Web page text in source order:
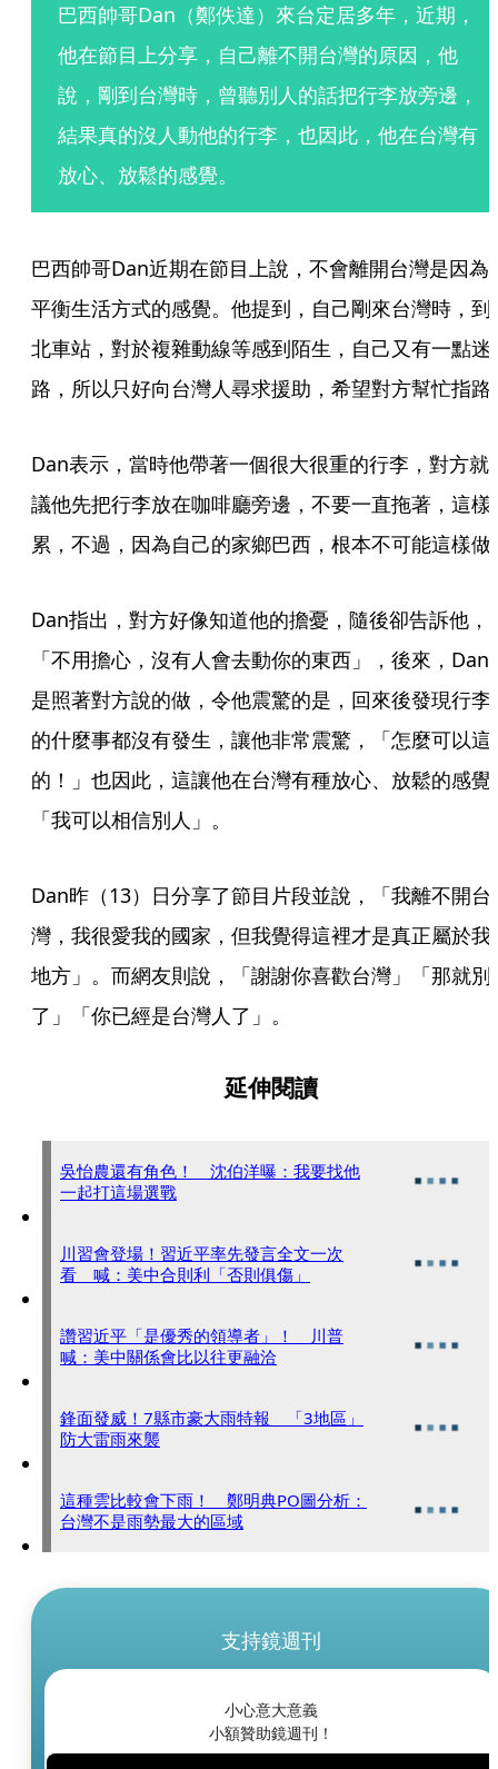
巴西帥哥Dan（鄭佚達）來台定居多年，近期，
他在節目上分享，自己離不開台灣的原因，他
說，剛到台灣時，曾聽別人的話把行李放旁邊，
結果真的沒人動他的行李，也因此，他在台灣有
放心、放鬆的感覺。
巴西帥哥Dan近期在節目上說，不會離開台灣是因為
平衡生活方式的感覺。他提到，自己剛來台灣時，到
北車站，對於複雜動線等感到陌生，自己又有一點迷
路，所以只好向台灣人尋求援助，希望對方幫忙指路
Dan表示，當時他帶著一個很大很重的行李，對方就
議他先把行李放在咖啡廳旁邊，不要一直拖著，這樣
累，不過，因為自己的家鄉巴西，根本不可能這樣做
Dan指出，對方好像知道他的擔憂，隨後卻告訴他，
「不用擔心，沒有人會去動你的東西」，後來，Dan
是照著對方說的做，令他震驚的是，回來後發現行李
的什麼事都沒有發生，讓他非常震驚，「怎麼可以這
的！」也因此，這讓他在台灣有種放心、放鬆的感覺
「我可以相信別人」。
Dan昨（13）日分享了節目片段並說，「我離不開台
灣，我很愛我的國家，但我覺得這裡才是真正屬於我
地方」。而網友則說，「謝謝你喜歡台灣」「那就別
了」「你已經是台灣人了」。
延伸閱讀
吳怡農還有角色！ 沈伯洋曝：我要找他
一起打這場選戰
川習會登場！習近平率先發言全文一次
看 喊：美中合則利「否則俱傷」
讚習近平「是優秀的領導者」！ 川普
喊：美中關係會比以往更融洽
鋒面發威！7縣市豪大雨特報 「3地區」
防大雷雨來襲
這種雲比較會下雨！ 鄭明典PO圖分析：
台灣不是雨勢最大的區域
支持鏡週刊
小心意大意義
小額贊助鏡週刊！